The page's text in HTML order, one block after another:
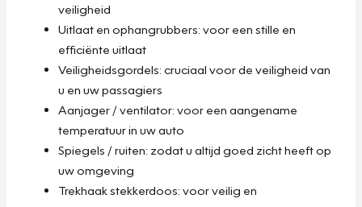
veiligheid
Uitlaat en ophangrubbers: voor een stille en
efficiënte uitlaat
Veiligheidsgordels: cruciaal voor de veiligheid van
u en uw passagiers
Aanjager / ventilator: voor een aangename
temperatuur in uw auto
Spiegels / ruiten: zodat u altijd goed zicht heeft op
uw omgeving
Trekhaak stekkerdoos: voor veilig en